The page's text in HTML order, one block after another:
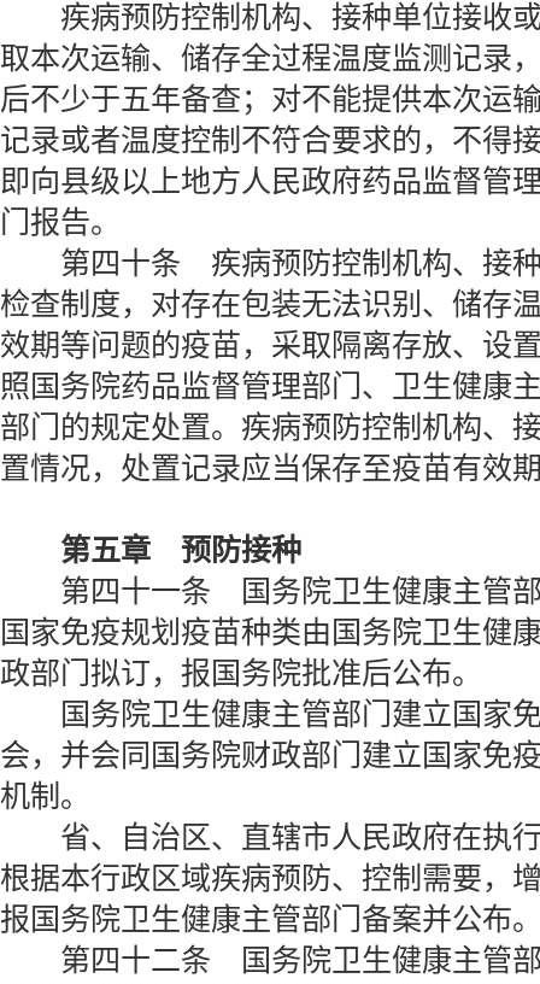
疾病预防控制机构、接种单位接收或
取本次运输、储存全过程温度监测记录
后不少于五年备查；对不能提供本次运
记录或者温度控制不符合要求的，不得
即向县级以上地方人民政府药品监督管
门报告。
第四十条 疾病预防控制机构、接种
检查制度，对存在包装无法识别、储存
效期等问题的疫苗，采取隔离存放、设
照国务院药品监督管理部门、卫生健康
部门的规定处置。疾病预防控制机构、
置情况，处置记录应当保存至疫苗有效
第五章 预防接种
第四十一条 国务院卫生健康主管部
国家免疫规划疫苗种类由国务院卫生健
政部门拟订，报国务院批准后公布。
国务院卫生健康主管部门建立国家免
会，并会同国务院财政部门建立国家免
机制。
省、自治区、直辖市人民政府在执行
根据本行政区域疾病预防、控制需要，
报国务院卫生健康主管部门备案并公布
第四十二条 国务院卫生健康主管部